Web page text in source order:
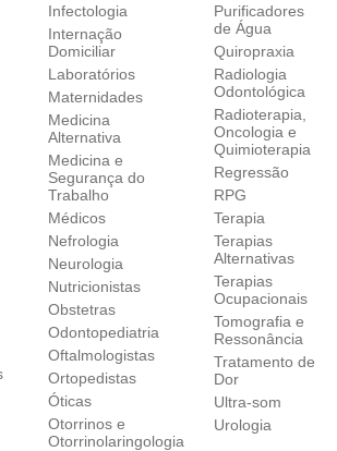
Infectologia
Internação
Domiciliar
Laboratórios
Maternidades
Medicina
Alternativa
Medicina e
Segurança do
Trabalho
Médicos
Nefrologia
Neurologia
Nutricionistas
Obstetras
Odontopediatria
Oftalmologistas
Ortopedistas
Óticas
Otorrinos e
Otorrinolaringologia
Purificadores
de Água
Quiropraxia
Radiologia
Odontológica
Radioterapia,
Oncologia e
Quimioterapia
Regressão
RPG
Terapia
Terapias
Alternativas
Terapias
Ocupacionais
Tomografia e
Ressonância
Tratamento de
Dor
Ultra-som
Urologia